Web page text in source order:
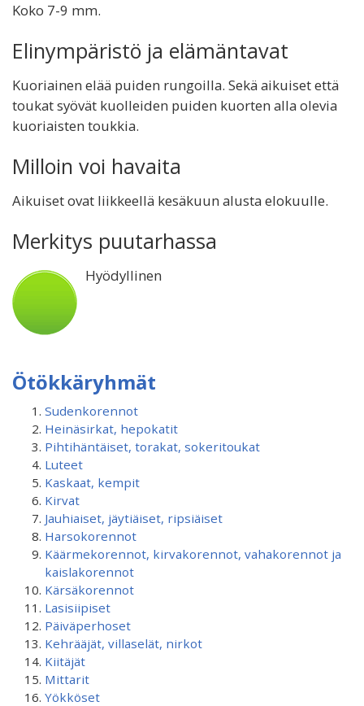
Koko 7-9 mm.
Elinympäristö ja elämäntavat
Kuoriainen elää puiden rungoilla. Sekä aikuiset että
toukat syövät kuolleiden puiden kuorten alla olevia
kuoriaisten toukkia.
Milloin voi havaita
Aikuiset ovat liikkeellä kesäkuun alusta elokuulle.
Merkitys puutarhassa
Hyödyllinen
Ötökkäryhmät
Sudenkorennot
Heinäsirkat, hepokatit
Pihtihäntäiset, torakat, sokeritoukat
Luteet
Kaskaat, kempit
Kirvat
Jauhiaiset, jäytiäiset, ripsiäiset
Harsokorennot
Käärmekorennot, kirvakorennot, vahakorennot ja
kaislakorennot
Kärsäkorennot
Lasisiipiset
Päiväperhoset
Kehrääjät, villaselät, nirkot
Kiitäjät
Mittarit
Yökköset